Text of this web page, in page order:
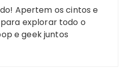
Apertem os cintos e
explorar todo o
e geek juntos